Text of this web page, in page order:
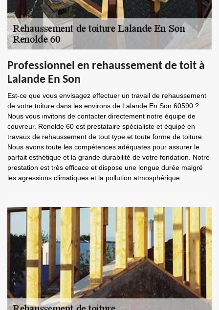
Professionnel en rehaussement de toit à
Lalande En Son
Est-ce que vous envisagez effectuer un travail de rehaussement
de votre toiture dans les environs de Lalande En Son 60590 ?
Nous vous invitons de contacter directement notre équipe de
couvreur. Renolde 60 est prestataire spécialiste et équipé en
travaux de rehaussement de tout type et toute forme de toiture.
Nous avons toute les compétences adéquates pour assurer le
parfait esthétique et la grande durabilité de votre fondation. Notre
prestation est très efficace et dispose une longue durée malgré
les agressions climatiques et la pollution atmosphérique.